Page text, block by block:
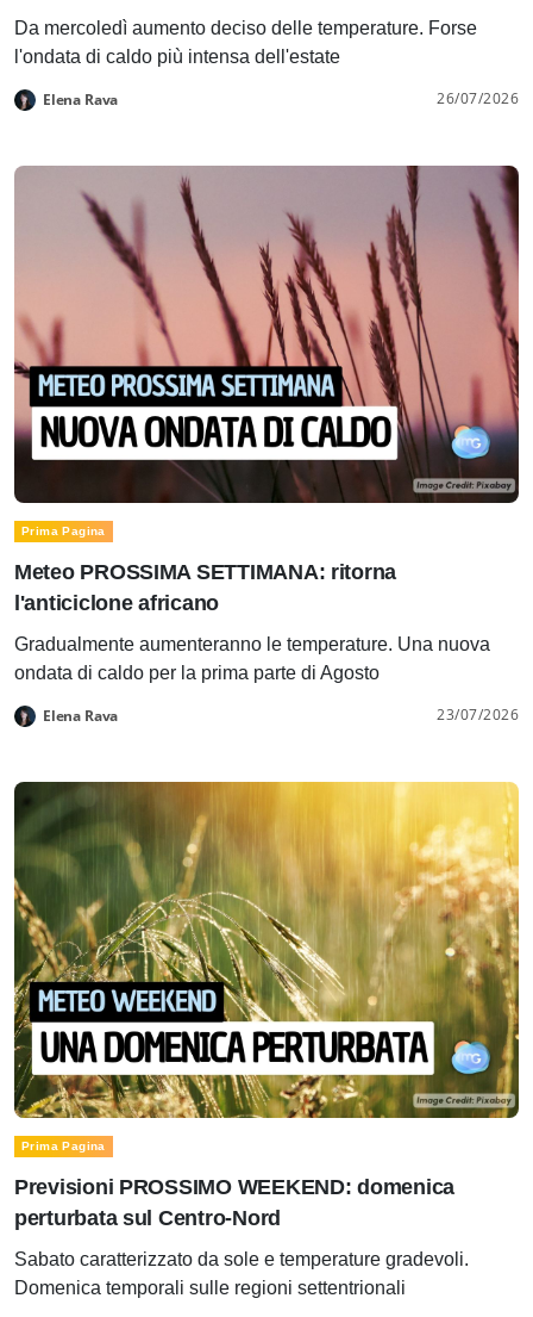
Da mercoledì aumento deciso delle temperature. Forse
l'ondata di caldo più intensa dell'estate
Elena Rava 26/07/2026
Prima Pagina
Meteo PROSSIMA SETTIMANA: ritorna
l'anticiclone africano
Gradualmente aumenteranno le temperature. Una nuova
ondata di caldo per la prima parte di Agosto
Elena Rava 23/07/2026
Prima Pagina
Previsioni PROSSIMO WEEKEND: domenica
perturbata sul Centro-Nord
Sabato caratterizzato da sole e temperature gradevoli.
Domenica temporali sulle regioni settentrionali